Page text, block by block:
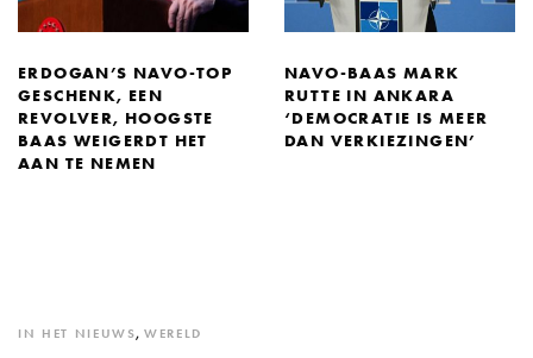
ERDOGAN’S NAVO-TOP
GESCHENK, EEN
REVOLVER, HOOGSTE
BAAS WEIGERDT HET
AAN TE NEMEN
NAVO-BAAS MARK
RUTTE IN ANKARA
‘DEMOCRATIE IS MEER
DAN VERKIEZINGEN’
IN HET NIEUWS, WERELD